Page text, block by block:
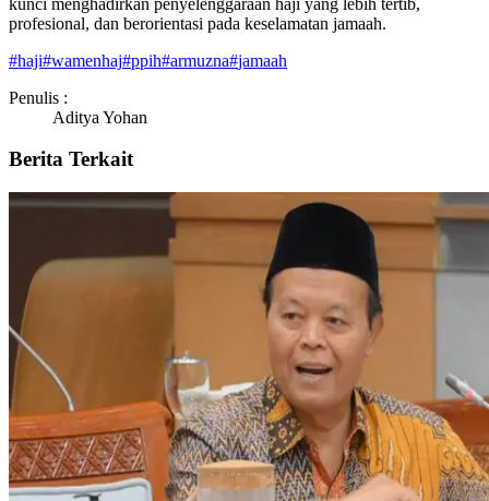
profesional, dan berorientasi pada keselamatan jamaah.
#haji#wamenhaj#ppih#armuzna#jamaah
Penulis :
Aditya Yohan
Berita Terkait